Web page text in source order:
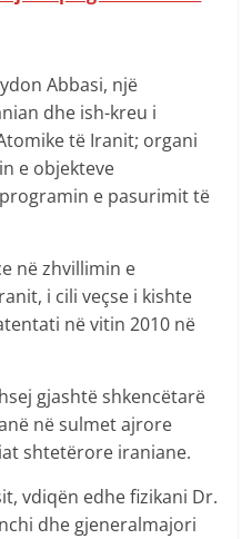
Abbasi, një
dhe ish-kreu i
të Iranit; organi
e objekteve
e pasurimit të
në zhvillimin e
i cili veçse i kishte
në vitin 2010 në
gjashtë shkencëtarë
në sulmet ajrore
shtetërore iraniane.
vdiqën edhe fizikani Dr.
dhe gjeneralmajori